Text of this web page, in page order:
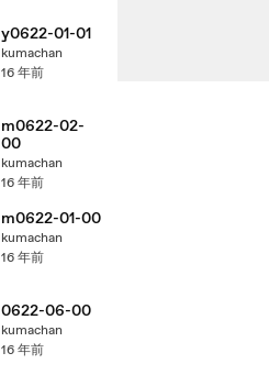
y0622-01-01
kumachan
16 年前
m0622-02-
00
kumachan
16 年前
m0622-01-00
kumachan
16 年前
0622-06-00
kumachan
16 年前